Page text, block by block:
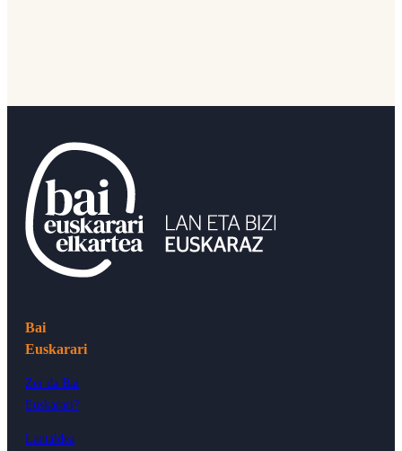
Bai
Euskarari
Zer da Bai
Euskarari?
Lantaldea